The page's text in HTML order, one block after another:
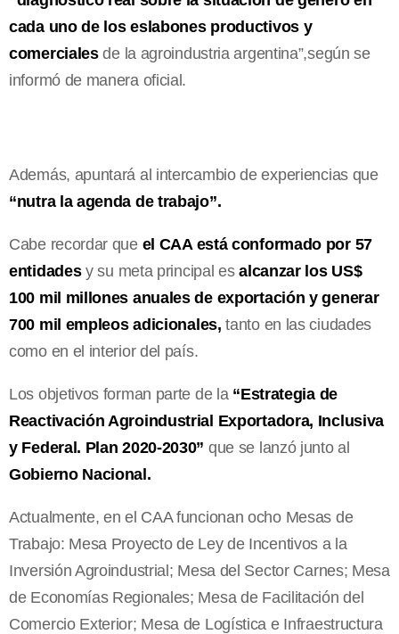
cada uno de los eslabones productivos y
comercialesde la agroindustria argentina”,según se
informó de manera oficial.
Además, apuntará al intercambio de experiencias que
“nutra la agenda de trabajo”.
Cabe recordar queel CAA está conformado por 57
entidadesy su meta principal esalcanzar los US$
100 mil millones anuales de exportación y generar
700 mil empleosadicionales, tanto en las ciudades
como en el interior del país.
Los objetivos forman parte de la “Estrategia de
Reactivación Agroindustrial Exportadora, Inclusiva
y Federal. Plan 2020-2030” que se lanzó junto al
Gobierno Nacional.
Actualmente, en el CAA funcionan ocho Mesas de
Trabajo: Mesa Proyecto de Ley de Incentivos a la
Inversión Agroindustrial; Mesa del Sector Carnes; Mesa
de Economías Regionales; Mesa de Facilitación del
Comercio Exterior; Mesa de Logística e Infraestructura